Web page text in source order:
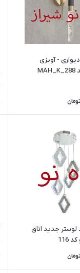
- آویزی
تومان
جدید اتاق
تومان